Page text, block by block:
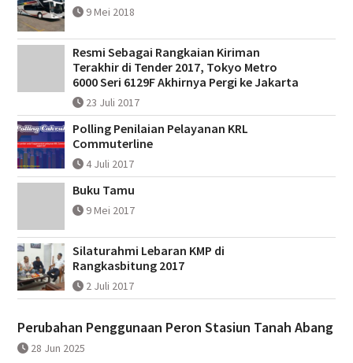
9 Mei 2018
Resmi Sebagai Rangkaian Kiriman
Terakhir di Tender 2017, Tokyo Metro
6000 Seri 6129F Akhirnya Pergi ke Jakarta
23 Juli 2017
Polling Penilaian Pelayanan KRL
Commuterline
4 Juli 2017
Buku Tamu
9 Mei 2017
Silaturahmi Lebaran KMP di
Rangkasbitung 2017
2 Juli 2017
Perubahan Penggunaan Peron Stasiun Tanah Abang
28 Jun 2025